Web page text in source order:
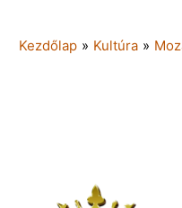
Kezdőlap » Kultúra »